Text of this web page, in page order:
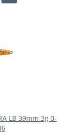
LB 39mm 3g 0-